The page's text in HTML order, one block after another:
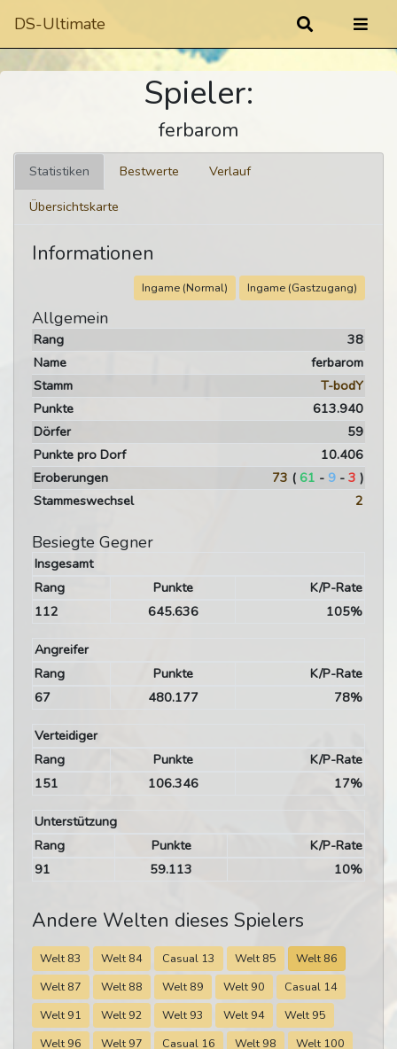
DS-Ultimate
Spieler:
ferbarom
Statistiken Bestwerte
Verlauf
Übersichtskarte
Informationen
Ingame (Normal) Ingame (Gastzugang)
Allgemein
Rang
38
Name
ferbarom
Stamm
T-bodY
Punkte
613.940
Dörfer
59
Punkte pro Dorf
10.406
Eroberungen
73 (61 - 9 -3 )
Stammeswechsel
2
Besiegte Gegner
Insgesamt
Rang
Punkte
K/P-Rate
112
645.636 105%
Angreifer
Rang
Punkte
K/P-Rate
67
480.177 78%
Verteidiger
Rang
Punkte
K/P-Rate
151
106.346 17%
Unterstützung
Rang
Punkte
K/P-Rate
91
59.113 10%
Andere Welten dieses Spielers
Welt 83 Welt 84 Casual 13 Welt 85
Welt 86
Welt 87
Welt 88 Welt 89 Welt 90
Casual 14
Welt 91
Welt 92 Welt 93 Welt 94
Welt 95
Welt 96
Welt 97 Casual 16 Welt 98
Welt 100